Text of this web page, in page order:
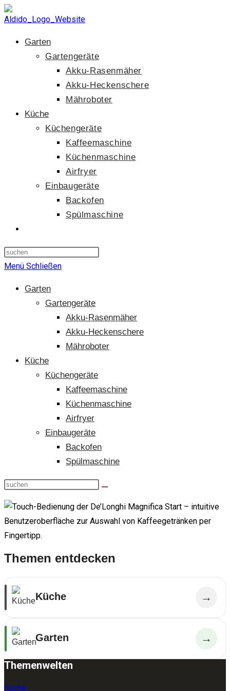
Zum
Inhalt
springenGarten
Gartengeräte
Akku-Rasenmäher
Akku-Heckenschere
Mähroboter
Küche
Küchengeräte
Kaffeemaschine
Küchenmaschine
Airfryer
Einbaugeräte
Backofen
Spülmaschine
umschalten
Menü Schließen
Garten
Gartengeräte
Akku-Rasenmäher
Akku-Heckenschere
Mähroboter
Küche
Küchengeräte
Kaffeemaschine
Küchenmaschine
Airfryer
Einbaugeräte
Backofen
Spülmaschine
Themen entdecken
Küche →
Garten →
Themenwelten
Küche